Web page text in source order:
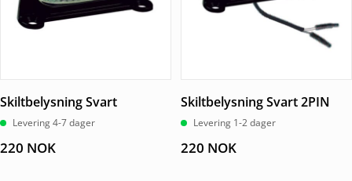
Skiltbelysning Svart
Levering 4-7 dager
220 NOK
Skiltbelysning Svart 2PIN
Levering 1-2 dager
220 NOK